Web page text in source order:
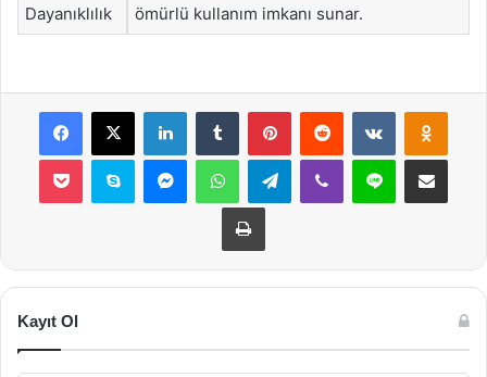
Dayanıklılık
ömürlü kullanım imkanı sunar.
Facebook
X LinkedInTumblr PinterestReddit VKontakte
Pocket Skype MessengerWhatsAppTelegramViber Line E-Posta ile
Yazdır
Kayıt Ol